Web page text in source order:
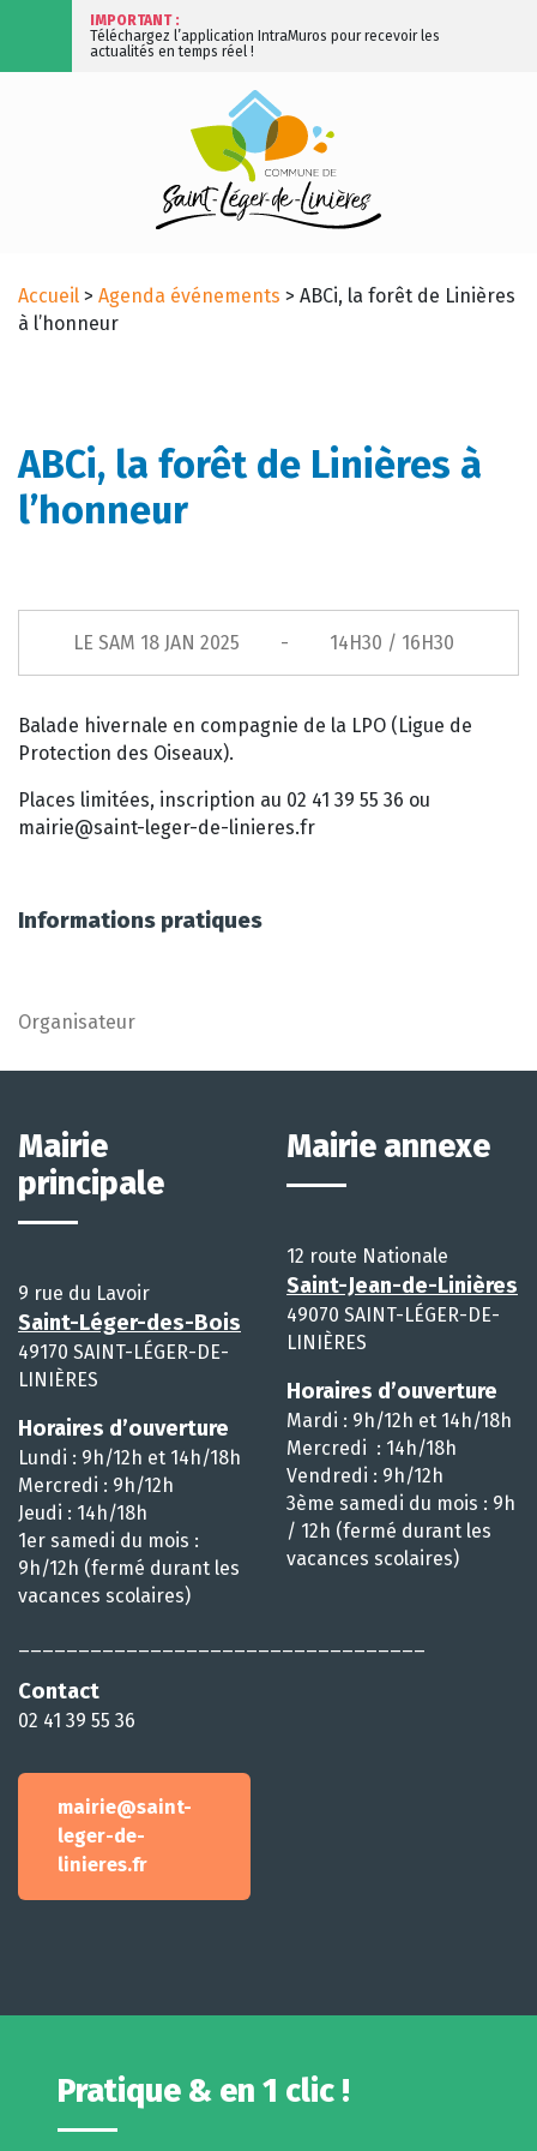
IMPORTANT :
Téléchargez l’application IntraMuros pour recevoir les
actualités en temps réel !
Accueil > Agenda événements > ABCi, la forêt de Linières
à l’honneur
ABCi, la forêt de Linières à
l’honneur
LE SAM 18 JAN 2025 14H30 / 16H30
Balade hivernale en compagnie de la LPO (Ligue de
Protection des Oiseaux).
Places limitées, inscription au 02 41 39 55 36 ou
mairie@saint-leger-de-linieres.fr
Informations pratiques
Organisateur
Mairie
principale
9 rue du Lavoir
Saint-Léger-des-Bois
49170 SAINT-LÉGER-DE-
LINIÈRES
Horaires d’ouverture
Lundi : 9h/12h et 14h/18h
Mercredi : 9h/12h
Jeudi : 14h/18h
1er samedi du mois :
9h/12h (fermé durant les
vacances scolaires)
Contact
02 41 39 55 36
mairie@saint-
leger-de-
linieres.fr
Mairie annexe
12 route Nationale
Saint-Jean-de-Linières
49070 SAINT-LÉGER-DE-
LINIÈRES
Horaires d’ouverture
Mardi : 9h/12h et 14h/18h
Mercredi : 14h/18h
Vendredi : 9h/12h
3ème samedi du mois : 9h
/ 12h (fermé durant les
vacances scolaires)
Pratique & en 1 clic !